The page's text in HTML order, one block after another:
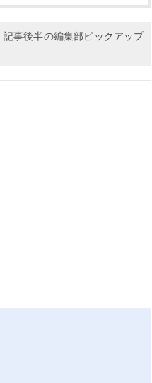
事後半の編集部ピックアップ